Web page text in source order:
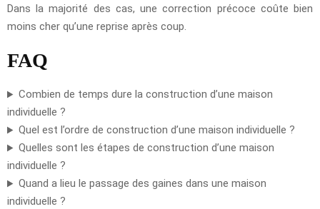
Dans la majorité des cas, une correction précoce coûte bien
moins cher qu’une reprise après coup.
FAQ
Combien de temps dure la construction d’une maison
individuelle ?
Quel est l’ordre de construction d’une maison individuelle ?
Quelles sont les étapes de construction d’une maison
individuelle ?
Quand a lieu le passage des gaines dans une maison
individuelle ?